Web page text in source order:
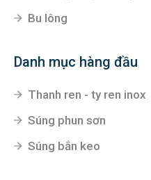
Bu lông
Danh mục hàng đầu
Thanh ren - ty ren inox
Súng phun sơn
Súng bắn keo